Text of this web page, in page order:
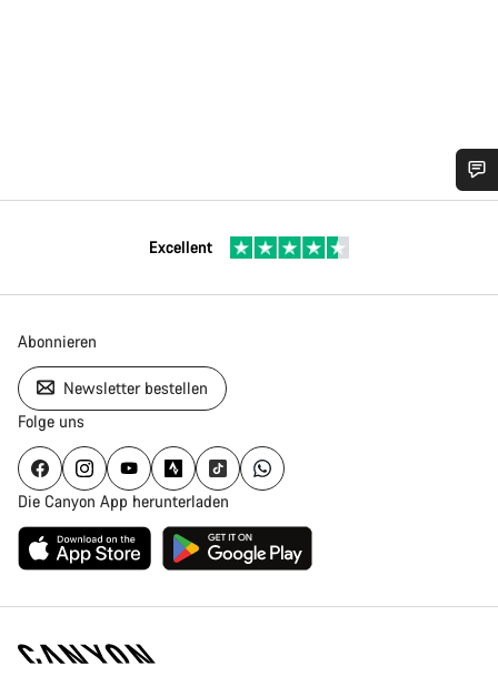
Excellent
Abonnieren
Newsletter bestellen
Folge uns
Die Canyon App herunterladen